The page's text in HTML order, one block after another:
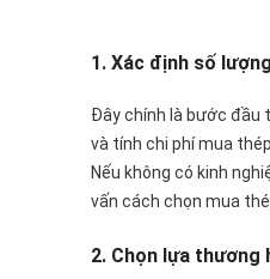
1. Xác định số
Đây chính là bước đầu
và tính chi phí mua
Nếu không có kinh
vấn cách chọn mua
2. Chọn lựa thương